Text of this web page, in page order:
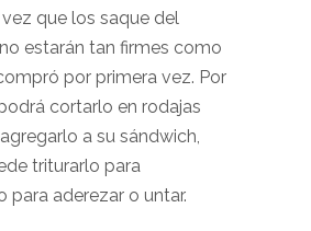
que los saque del
estarán tan firmes como
por primera vez. Por
cortarlo en rodajas
a su sándwich,
triturarlo para
para aderezar o untar.